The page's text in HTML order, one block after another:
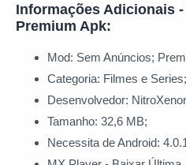
Informações Adicionais
Premium Apk:
Mod: Sem Anúncios;
Categoria: Filmes e Series;
Desenvolvedor:
Tamanho: 32,6 MB;
Necessita de Android: